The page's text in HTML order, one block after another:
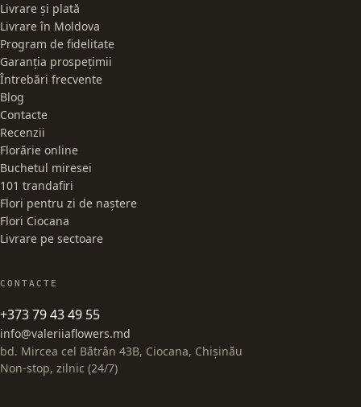
Livrare și plată
Livrare în Moldova
Program de fidelitate
Garanția prospețimii
Întrebări frecvente
Blog
Contacte
Recenzii
Florărie online
Buchetul miresei
101 trandafiri
Flori pentru zi de naștere
Flori Ciocana
Livrare pe sectoare
CONTACTE
+373 79 43 49 55
info@valeriiaflowers.md
bd. Mircea cel Bătrân 43B, Ciocana, Chișinău
Non-stop, zilnic (24/7)